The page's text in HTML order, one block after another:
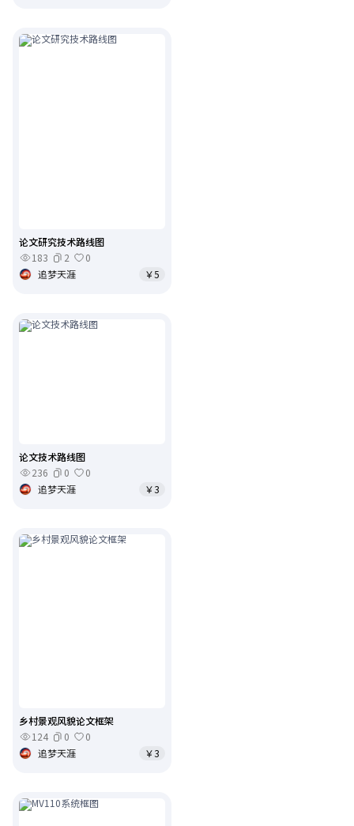
论文研究技术路线图
183
2
0
追梦天涯
￥5
论文技术路线图
236
0
0
追梦天涯
￥3
乡村景观风貌论文框架
124
0
0
追梦天涯
￥3